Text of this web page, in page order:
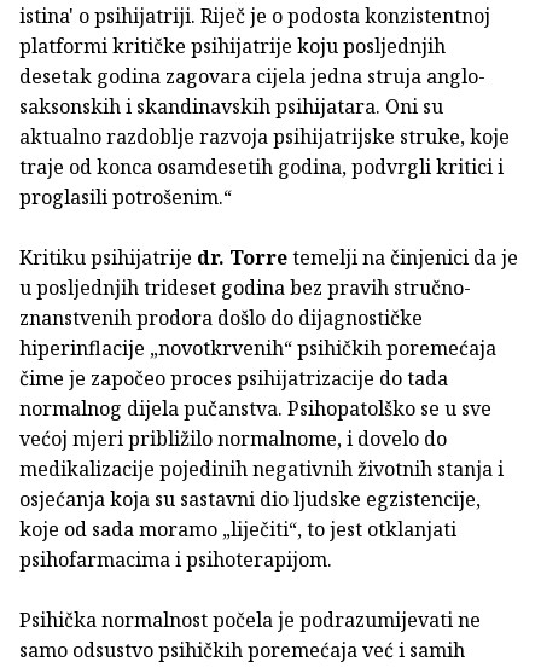
istina' o psihijatriji. Riječ je o podosta konzistentnoj
platformi kritičke psihijatrije koju posljednjih
desetak godina zagovara cijela jedna struja anglo-
saksonskih i skandinavskih psihijatara. Oni su
aktualno razdoblje razvoja psihijatrijske struke, koje
traje od konca osamdesetih godina, podvrgli kritici i
proglasili potrošenim.“
Kritiku psihijatrije dr. Torretemelji na činjenici da je
u posljednjih trideset godina bez pravih stručno-
znanstvenih prodora došlo do dijagnostičke
hiperinflacije „novotkrvenih“ psihičkih poremećaja
čime je započeo proces psihijatrizacije do tada
normalnog dijela pučanstva. Psihopatolško se u sve
većoj mjeri približilo normalnome, i dovelo do
medikalizacije pojedinih negativnih životnih stanja i
osjećanja koja su sastavni dio ljudske egzistencije,
koje od sada moramo „liječiti“, to jest otklanjati
psihofarmacima i psihoterapijom.
Psihička normalnost počela je podrazumijevati ne
samo odsustvo psihičkih poremećaja već i samih